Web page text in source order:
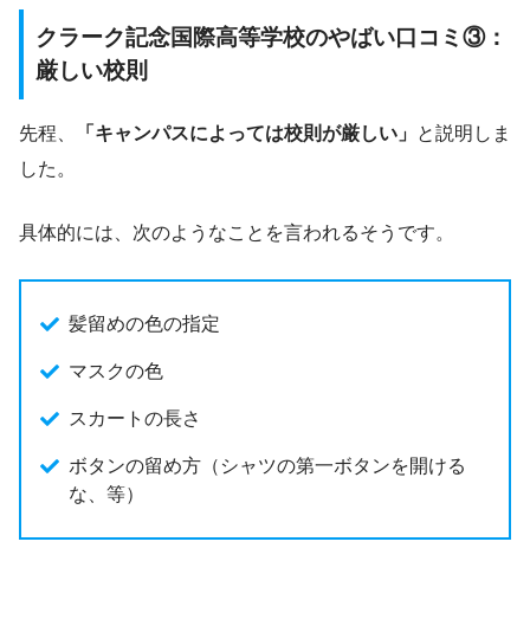
クラーク記念国際高等学校のやばい口コミ③：
厳しい校則
先程、 「キャンパスによっては校則が厳しい」 と説明しま
した。
具体的には、次のようなことを言われるそうです。
髪留めの色の指定
マスクの色
スカートの長さ
ボタンの留め方（シャツの第一ボタンを開ける
な、等）